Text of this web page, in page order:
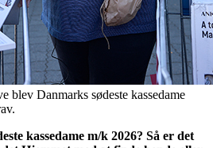
blev Danmarks sødeste kassedame
kassedame m/k 2026? Så er det